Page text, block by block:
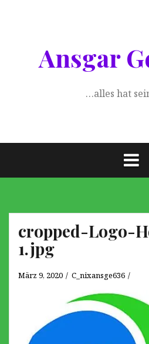
Ansgar
…alles hat
cropped-Logo-
1.jpg
März 9, 2020 C_nixansge636